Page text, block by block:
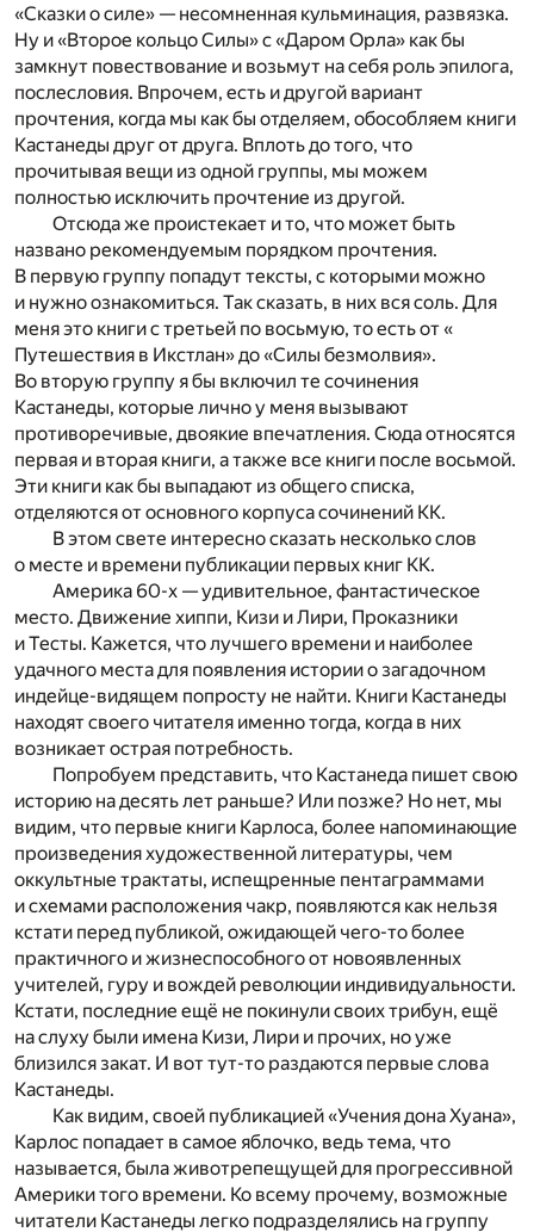
«Сказки о силе» — несомненная кульминация, развязка.
Ну и «Второе кольцо Силы» с «Даром Орла» как бы
замкнут повествование и возьмут на себя роль эпилога,
послесловия. Впрочем, есть и другой вариант
прочтения, когда мы как бы отделяем, обособляем книги
Кастанеды друг от друга. Вплоть до того, что
прочитывая вещи из одной группы, мы можем
полностью исключить прочтение из другой.
Отсюда же проистекает и то, что может быть
названо рекомендуемым порядком прочтения.
В первую группу попадут тексты, с которыми можно
и нужно ознакомиться. Так сказать, в них вся соль. Для
меня это книги с третьей по восьмую, то есть от «
Путешествия в Икстлан» до «Силы безмолвия».
Во вторую группу я бы включил те сочинения
Кастанеды, которые лично у меня вызывают
противоречивые, двоякие впечатления. Сюда относятся
первая и вторая книги, а также все книги после восьмой.
Эти книги как бы выпадают из общего списка,
отделяются от основного корпуса сочинений КК.
В этом свете интересно сказать несколько слов
о месте и времени публикации первых книг КК.
Америка 60-х — удивительное, фантастическое
место. Движение хиппи, Кизи и Лири, Проказники
и Тесты. Кажется, что лучшего времени и наиболее
удачного места для появления истории о загадочном
индейце-видящем попросту не найти. Книги Кастанеды
находят своего читателя именно тогда, когда в них
возникает острая потребность.
Попробуем представить, что Кастанеда пишет свою
историю на десять лет раньше? Или позже? Но нет, мы
видим, что первые книги Карлоса, более напоминающие
произведения художественной литературы, чем
оккультные трактаты, испещренные пентаграммами
и схемами расположения чакр, появляются как нельзя
кстати перед публикой, ожидающей чего-то более
практичного и жизнеспособного от новоявленных
учителей, гуру и вождей революции индивидуальности.
Кстати, последние ещё не покинули своих трибун, ещё
на слуху были имена Кизи, Лири и прочих, но уже
близился закат. И вот тут-то раздаются первые слова
Кастанеды.
Как видим, своей публикацией «Учения дона Хуана»,
Карлос попадает в самое яблочко, ведь тема, что
называется, была животрепещущей для прогрессивной
Америки того времени. Ко всему прочему, возможные
читатели Кастанеды легко подразделялись на группу